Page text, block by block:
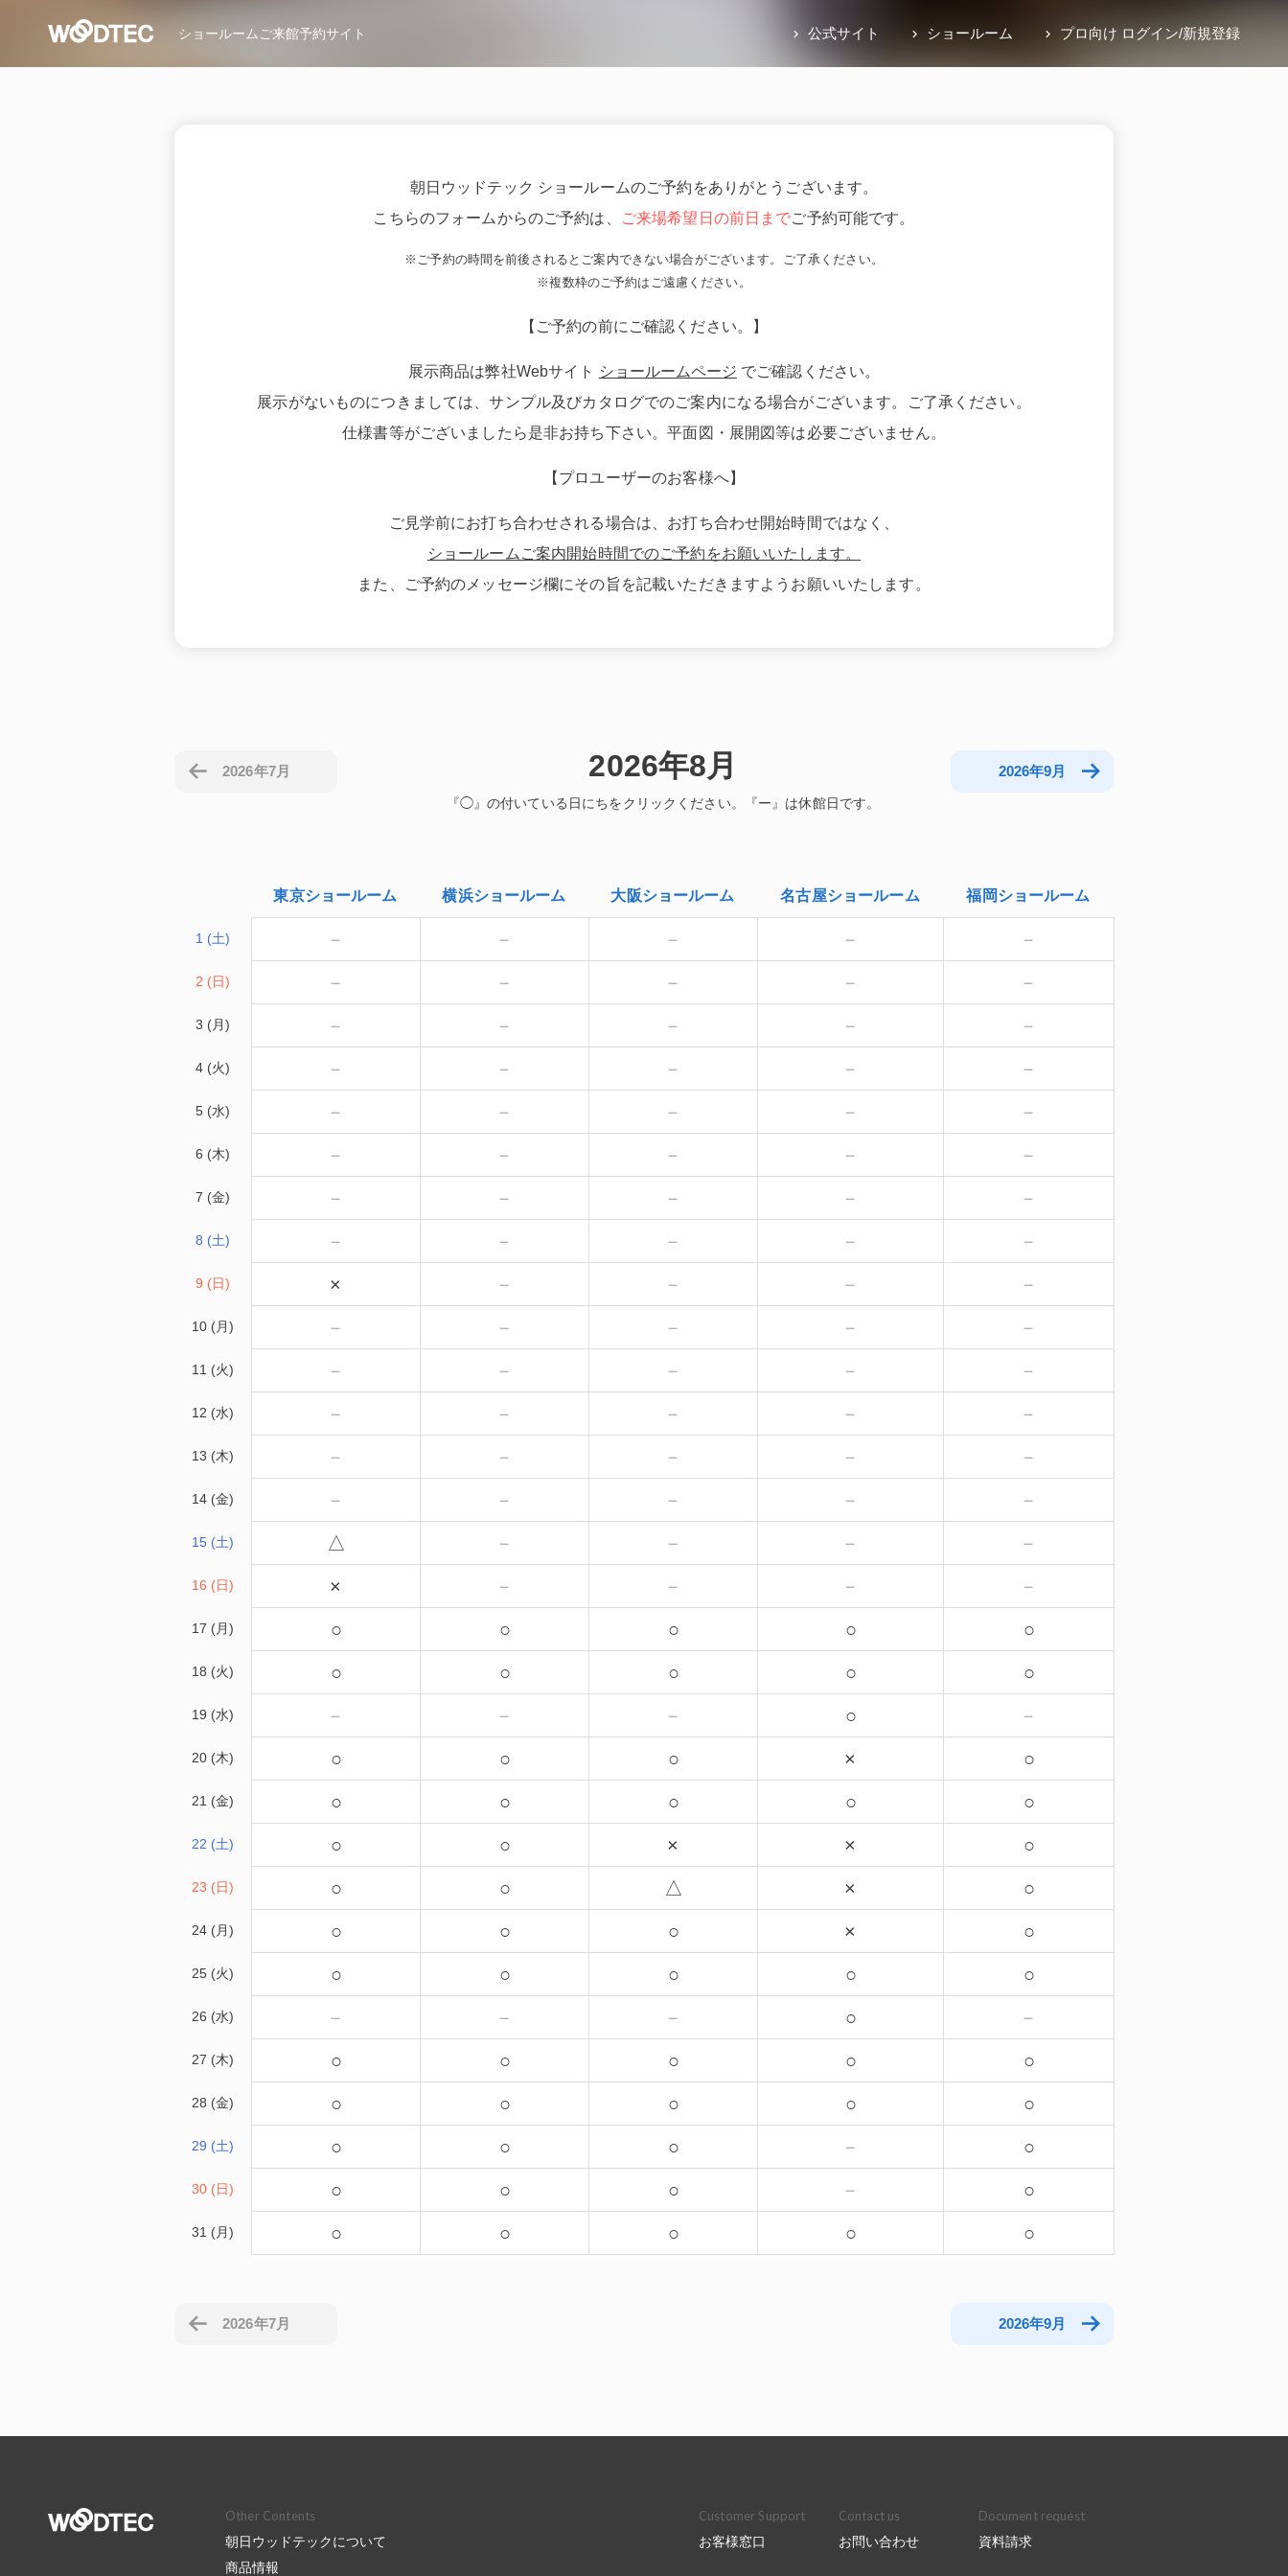
ショールーム ご来館予約サイト 公式サイト ショールーム プロ向け ログイン/新規登録
朝日ウッドテック ショールームのご予約をありがとうございます。
こちらのフォームからのご予約は、
ご来場希望日の前日までご予約可能です。
※ご予約の時間を前後されるとご案内できない場合がございます。ご了承ください。
※複数枠のご予約はご遠慮ください。
【ご予約の前にご確認ください。】
展示商品は弊社Webサイト ショールームページ でご確認ください。
展示がないものにつきましては、サンプル及びカタログでのご案内になる場合がございます。ご了承ください。
仕様書等がございましたら是非お持ち下さい。平面図・展開図等は必要ございません。
【プロユーザーのお客様へ】
ご見学前にお打ち合わせされる場合は、お打ち合わせ開始時間ではなく、
ショールームご案内開始時間でのご予約をお願いいたします。
また、ご予約のメッセージ欄にその旨を記載いただきますようお願いいたします。
2026年8月
東京ショールーム 横浜ショールーム 大阪ショールーム 名古屋ショールーム 福岡ショールーム
1 (土) － － － － －
2 (日) － － － － －
3 (月) － － － － －
4 (火) － － － － －
5 (水) － － － － －
6 (木) － － － － －
7 (金) － － － － －
8 (土) － － － － －
9 (日) × － － － －
10 (月) － － － － －
11 (火) － － － － －
12 (水) － － － － －
13 (木) － － － － －
14 (金) － － － － －
15 (土) △ － － － －
16 (日) × － － － －
17 (月) ○ ○ ○ ○ ○
18 (火) ○ ○ ○ ○ ○
19 (水) － － － ○ －
20 (木) ○ ○ ○ × ○
21 (金) ○ ○ ○ ○ ○
22 (土) ○ ○ × × ○
23 (日) ○ ○ △ × ○
24 (月) ○ ○ ○ × ○
25 (火) ○ ○ ○ ○ ○
26 (水) － － － ○ －
27 (木) ○ ○ ○ ○ ○
28 (金) ○ ○ ○ ○ ○
29 (土) ○ ○ ○ － ○
30 (日) ○ ○ ○ － ○
31 (月) ○ ○ ○ ○ ○
2026年7月 2026年9月
2026年7月 2026年9月
Other Contents
朝日ウッドテックについて
商品情報
Customer Support
お客様窓口
Contact us
お問い合わせ
Document request
資料請求